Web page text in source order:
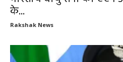
के...
Rakshak News